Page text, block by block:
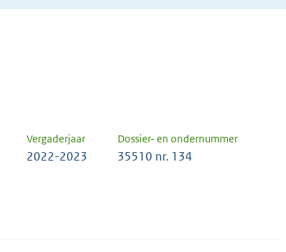
Vergaderjaar Dossier- en ondernummer
2022-2023 35510 nr. 134